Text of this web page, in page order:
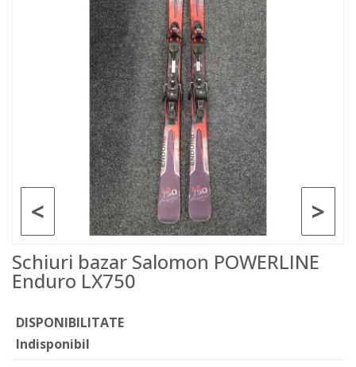
>
<
Schiuri bazar Salomon POWERLINE
Enduro LX750
DISPONIBILITATE
Indisponibil